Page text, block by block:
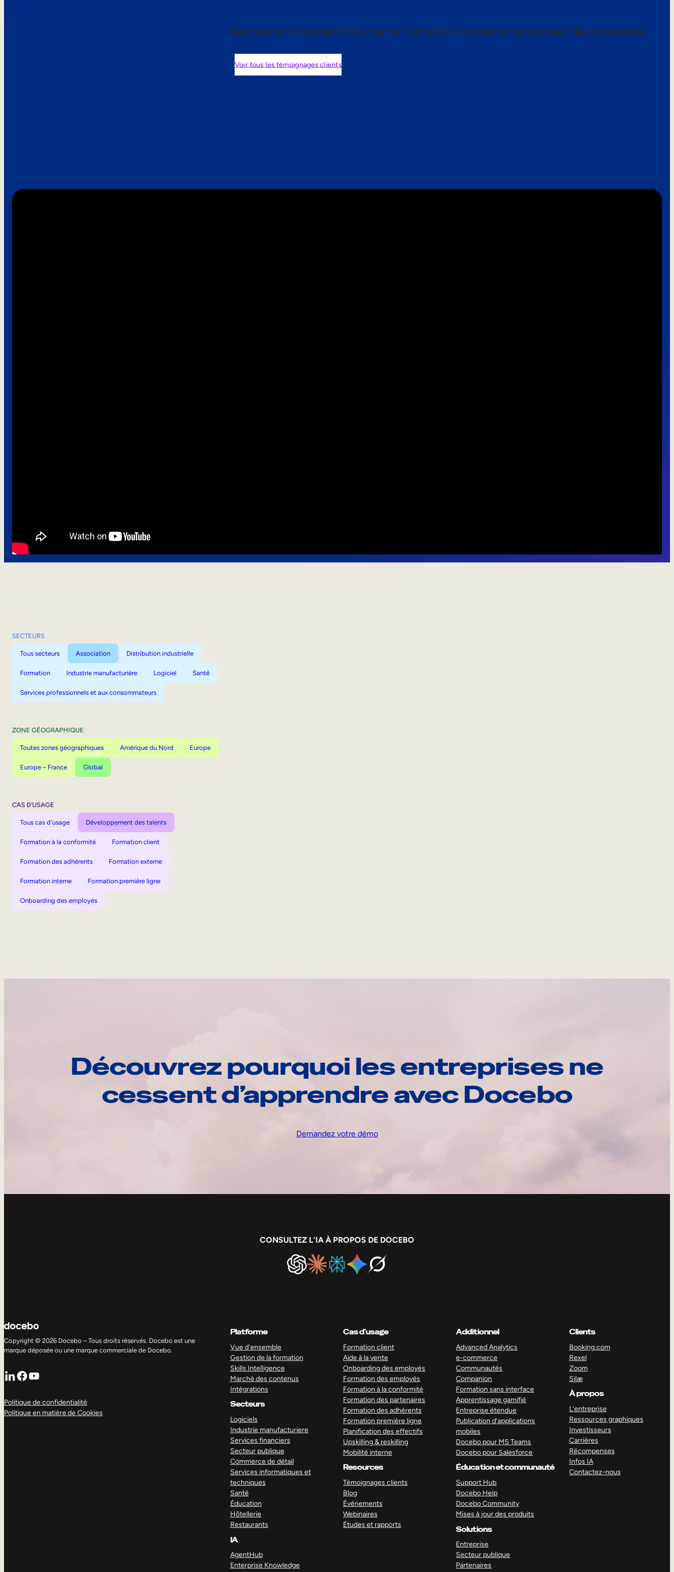
Découvrez comment nos clients font de la formation un moteur de croissance.
Voir tous les témoignages clients
SECTEURS
Tous secteurs Association Distribution industrielle
Formation Industrie manufacturière Logiciel Santé
Services professionnels et aux consommateurs
ZONE GÉOGRAPHIQUE
Toutes zones géographiques Amérique du Nord Europe
Europe – France Global
CAS D’USAGE
Tous cas d'usage Développement des talents
Formation à la conformité Formation client
Formation des adhérents Formation externe
Formation interne Formation première ligne
Onboarding des employés
Découvrez pourquoi les entreprises ne
cessent d’apprendre avec Docebo
Demandez votre démo
CONSULTEZ L’IA À PROPOS DE DOCEBO
Copyright © 2026 Docebo – Tous droits réservés. Docebo est une
marque déposée ou une marque commerciale de Docebo.
LinkedIn
Facebook
YouTube
Politique de confidentialité
Politique en matière de Cookies
Platforme
Vue d’ensemble
Gestion de la formation
Skills Intelligence
Marché des contenus
Intégrations
Secteurs
Logiciels
Industrie manufacturiere
Services financiers
Secteur publique
Commerce de détail
Services informatiques et
techniques
Santé
Éducation
Hôtellerie
Restaurants
IA
AgentHub
Enterprise Knowledge
Cas d’usage
Formation client
Aide à la vente
Onboarding des employés
Formation des employés
Formation à la conformité
Formation des partenaires
Formation des adhérents
Formation première ligne
Planification des effectifs
Upskilling & reskilling
Mobilité interne
Resources
Témoignages clients
Blog
Événements
Webinaires
Études et rapports
Additionnel
Advanced Analytics
e-commerce
Communautés
Companion
Formation sans interface
Apprentissage gamifié
Entreprise étendue
Publication d’applications
mobiles
Docebo pour MS Teams
Docebo pour Salesforce
Éducation et communauté
Support Hub
Docebo Help
Docebo Community
Mises à jour des produits
Solutions
Entreprise
Secteur publique
Partenaires
Clients
Booking.com
Rexel
Zoom
Silæ
À propos
L’entreprise
Ressources graphiques
Investisseurs
Carrières
Récompenses
Infos IA
Contactez-nous